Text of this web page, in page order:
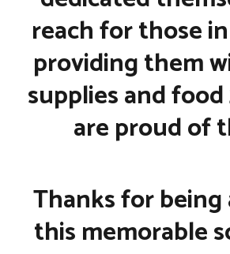
reach for those
providing them
supplies and
are proud of
Thanks for
this memorable